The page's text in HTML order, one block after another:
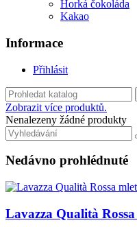
Horká čokoláda
Kakao
Informace
Přihlásit
Zobrazit více produktů.
Nenalezeny žádné produkty
Nedávno prohlédnuté
Lavazza Qualità